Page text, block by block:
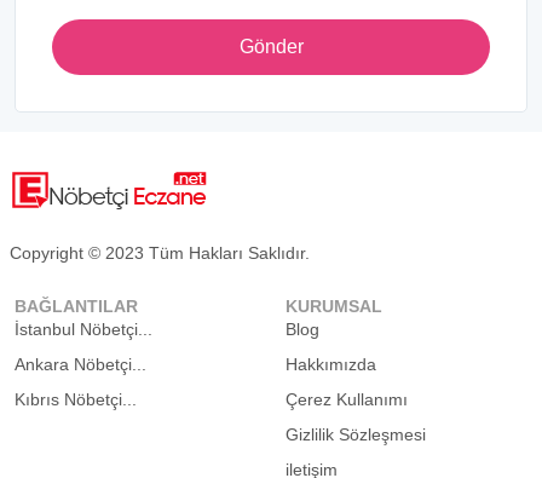
Gönder
Copyright © 2023 Tüm Hakları Saklıdır.
BAĞLANTILAR
İstanbul Nöbetçi...
Ankara Nöbetçi...
Kıbrıs Nöbetçi...
KURUMSAL
Blog
Hakkımızda
Çerez Kullanımı
Gizlilik Sözleşmesi
iletişim